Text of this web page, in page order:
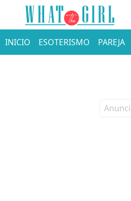
INICIO ESOTERISMO PAREJA